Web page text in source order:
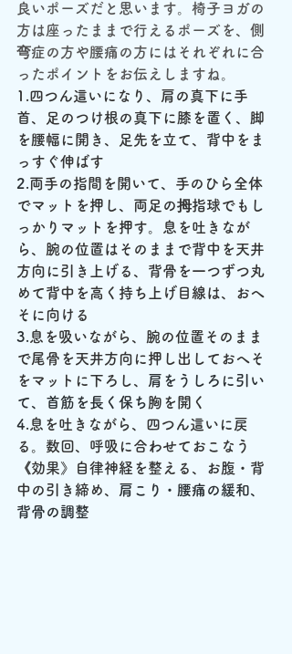
良いポーズだと思います。椅子ヨガの
方は座ったままで行えるポーズを、側
弯症の方や腰痛の方にはそれぞれに合
ったポイントをお伝えしますね。
1.四つん這いになり、肩の真下に手
首、足のつけ根の真下に膝を置く、脚
を腰幅に開き、足先を立て、背中をま
っすぐ伸ばす
2. 両手の指間を開いて、手のひら全体
でマットを押し、両足の拇指球でもし
っかりマットを押す。息を吐きなが
ら、腕の位置はそのままで背中を天井
方向に引き上げる、背骨を一つずつ丸
めて背中を高く持ち上げ目線は、おへ
そに向ける
3. 息を吸いながら、腕の位置そのまま
で尾骨を天井方向に押し出しておへそ
をマットに下ろし、
肩をうしろに引い
て、首筋を長く保ち胸を開く
4. 息を吐きながら、四つん這いに戻
る。数回、呼吸に合わせておこなう
《効果》自律神経を整える、お腹・背
中の引き締め、
肩こり・腰痛の緩和、
背骨の調整